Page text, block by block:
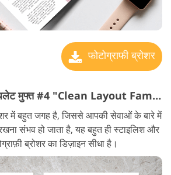
फोटोग्राफी ब्रोशर
फोटोग्राफी ब्रोशर टेम्पलेट मुफ्त #4 "Clean Layout Family"
में बहुत जगह है, जिससे आपकी सेवाओं के बारे में
संभव हो जाता है, यह बहुत ही स्टाइलिश और
ब्रोशर का डिज़ाइन सीधा है।